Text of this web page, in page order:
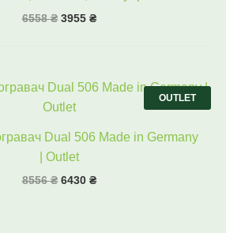
6558₴ 3955 ₴
Dual 506 Made in Germany
| Outlet
8556₴
Оригінальна
8556 ₴.
6430 ₴
Поточна
OUTLET